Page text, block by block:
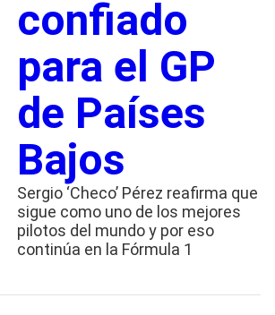
confiado
para el GP
de Países
Bajos
Sergio ‘Checo’ Pérez reafirma que
sigue como uno de los mejores
pilotos del mundo y por eso
continúa en la Fórmula 1